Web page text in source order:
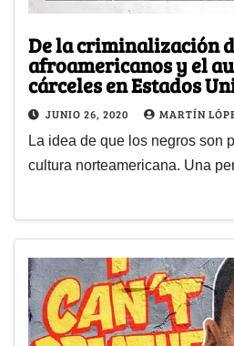
De la criminalización
afroamericanos y el
cárceles en Estados
JUNIO 26, 2020 MARTÍN
La idea de que los negros son
cultura norteamericana. Una